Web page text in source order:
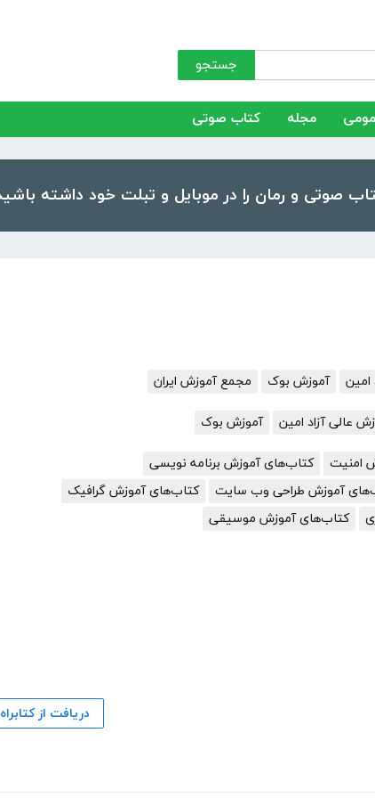
جستجو
مجله کتاب صوتی
آموزش بوک مجمع آموزش ایران
عالی آزاد امین آموزش بوک
امنیت
کتاب‌های آموزش برنامه نویسی
آموزش طراحی وب سایت
کتاب‌های آموزش گرافیک
کتاب‌های آموزش موسیقی
دریافت از کتابراه